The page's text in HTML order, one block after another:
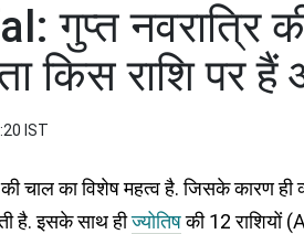
गुप्त नवरात्रि
किस राशि पर
IST
चाल का विशेष महत्व है. जिसके कारण ही
है. इसके साथ हीज्योतिषकी 12 राशियों